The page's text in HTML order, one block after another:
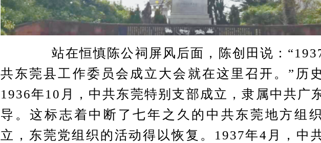
站在恒慎陈公祠屏风后面，陈创田说：“1937
共东莞县工作委员会成立大会就在这里召开。”历
1936年10月，中共东莞特别支部成立，隶属中共广
导。这标志着中断了七年之久的中共东莞地方组
立，东莞党组织的活动得以恢复。1937年4月，中